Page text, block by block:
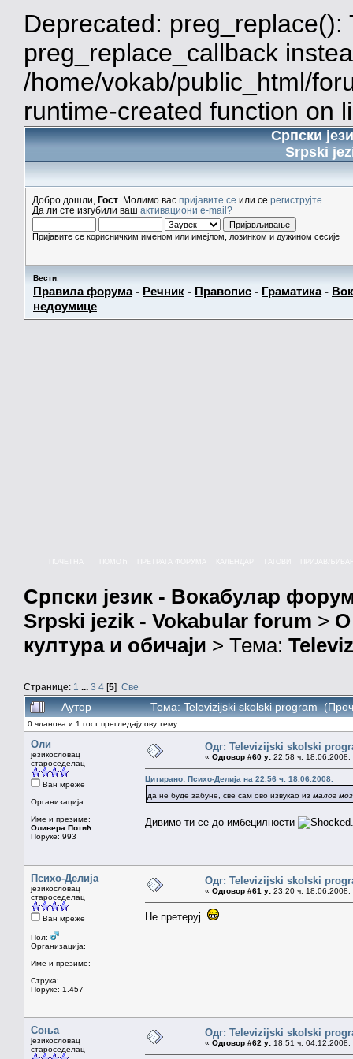
Deprecated:
preg_replace_callback
/home/vokab/public_html/
runtime-created function on
Српски
Srpski
Добро дошли, Гост . Молимо вас пријавите се или се региструјте
Да ли сте изгубили ваш активациони e-mail?
Пријавите се корисничким именом или имејлом, лозинком и дужином сесије
Вести:
Правила форума- Речник - Правопис - Граматика-
недоумице
КАЛЕНДАР
Српски језик - Вокабулар
Srpski jezik - Vokabular forum > О
култура и обичаји > Тема:
Странице: 1 ... 3 4 [5] Све
Аутор Тема: Televizijski skolski program
0 чланова и 1 гост прегледају ову тему.
Оли
језикословац
староседелац
Ван мреже
Организација:
Име и презиме:
Оливера Потић
Поруке: 993
Одг: Televizijski skolski
« Одговор #60 у: 22.58 ч. 18.06.2008.
Цитирано: Психо-Делија на 22.56 ч. 18.06.2008.
да не буде забуне, све сам ово извукао из малог
Дивимо ти се до имбецилности
Психо-Делија
језикословац
староседелац
Ван мреже
Пол:
Организација:
Име и презиме:
Струка:
Поруке: 1.457
Одг: Televizijski skolski
« Одговор #61 у: 23.20 ч. 18.06.2008.
Не претеруј.
Соња
језикословац
староседелац
Одг: Televizijski skolski
« Одговор #62 у: 18.51 ч. 04.12.2008.